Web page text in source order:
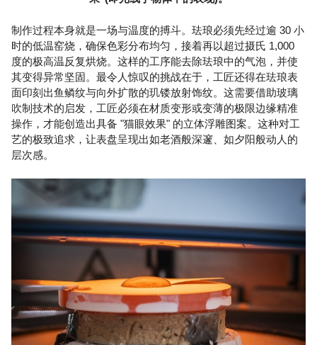
制作过程本身就是一场与温度的搏斗。珐琅必须先经过逾 30 小
时的低温窑烧，确保色彩分布均匀，接着再以超过摄氏 1,000
度的极高温反复烘烧。这样的工序能去除珐琅中的气泡，并使
其变得异常坚固。最令人惊叹的挑战在于，工匠还得在珐琅表
面印刻出鱼鳞纹与向外扩散的玑镂放射饰纹。这需要借助玻璃
吹制技术的启发，工匠必须在材质变形或变薄的极限边缘精准
操作，才能创造出具备 "猫眼效果" 的立体浮雕图案。这种对工
艺的极致追求，让表盘呈现出如老酒般深邃、如夕阳般动人的
层次感。